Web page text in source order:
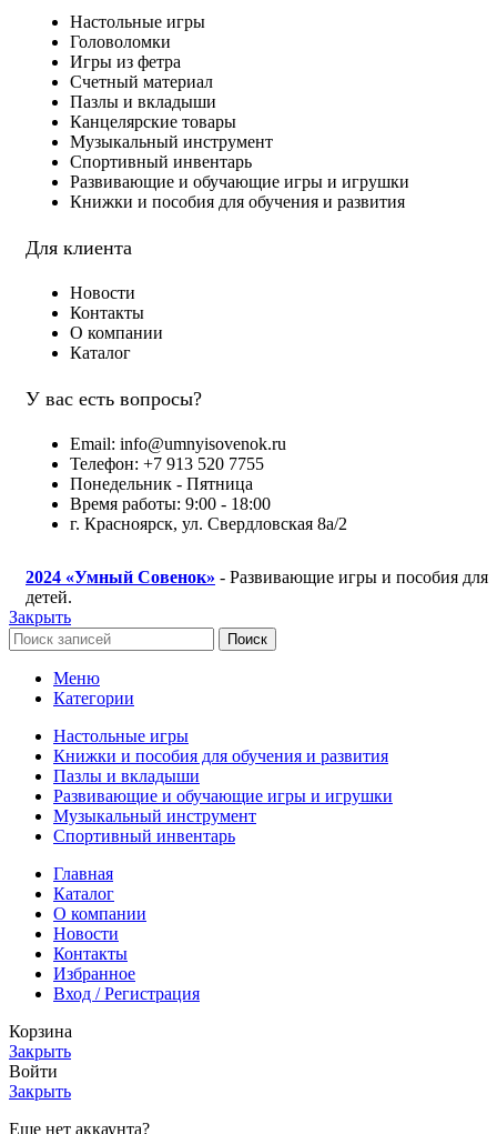
Настольные игры
Головоломки
Игры из фетра
Счетный материал
Пазлы и вкладыши
Канцелярские товары
Музыкальный инструмент
Спортивный инвентарь
Развивающие и обучающие игры и игрушки
Книжки и пособия для обучения и развития
Для клиента
Новости
Контакты
О компании
Каталог
У вас есть вопросы?
Email: info@umnyisovenok.ru
Телефон: +7 913 520 7755
Понедельник - Пятница
Время работы: 9:00 - 18:00
г. Красноярск, ул. Свердловская 8а/2
2024 «Умный Совенок» - Развивающие игры и пособия для
детей.
Закрыть
Поиск
Меню
Категории
Настольные игры
Книжки и пособия для обучения и развития
Пазлы и вкладыши
Развивающие и обучающие игры и игрушки
Музыкальный инструмент
Спортивный инвентарь
Главная
Каталог
О компании
Новости
Контакты
Избранное
Вход / Регистрация
Корзина
Закрыть
Войти
Закрыть
Еще нет аккаунта?